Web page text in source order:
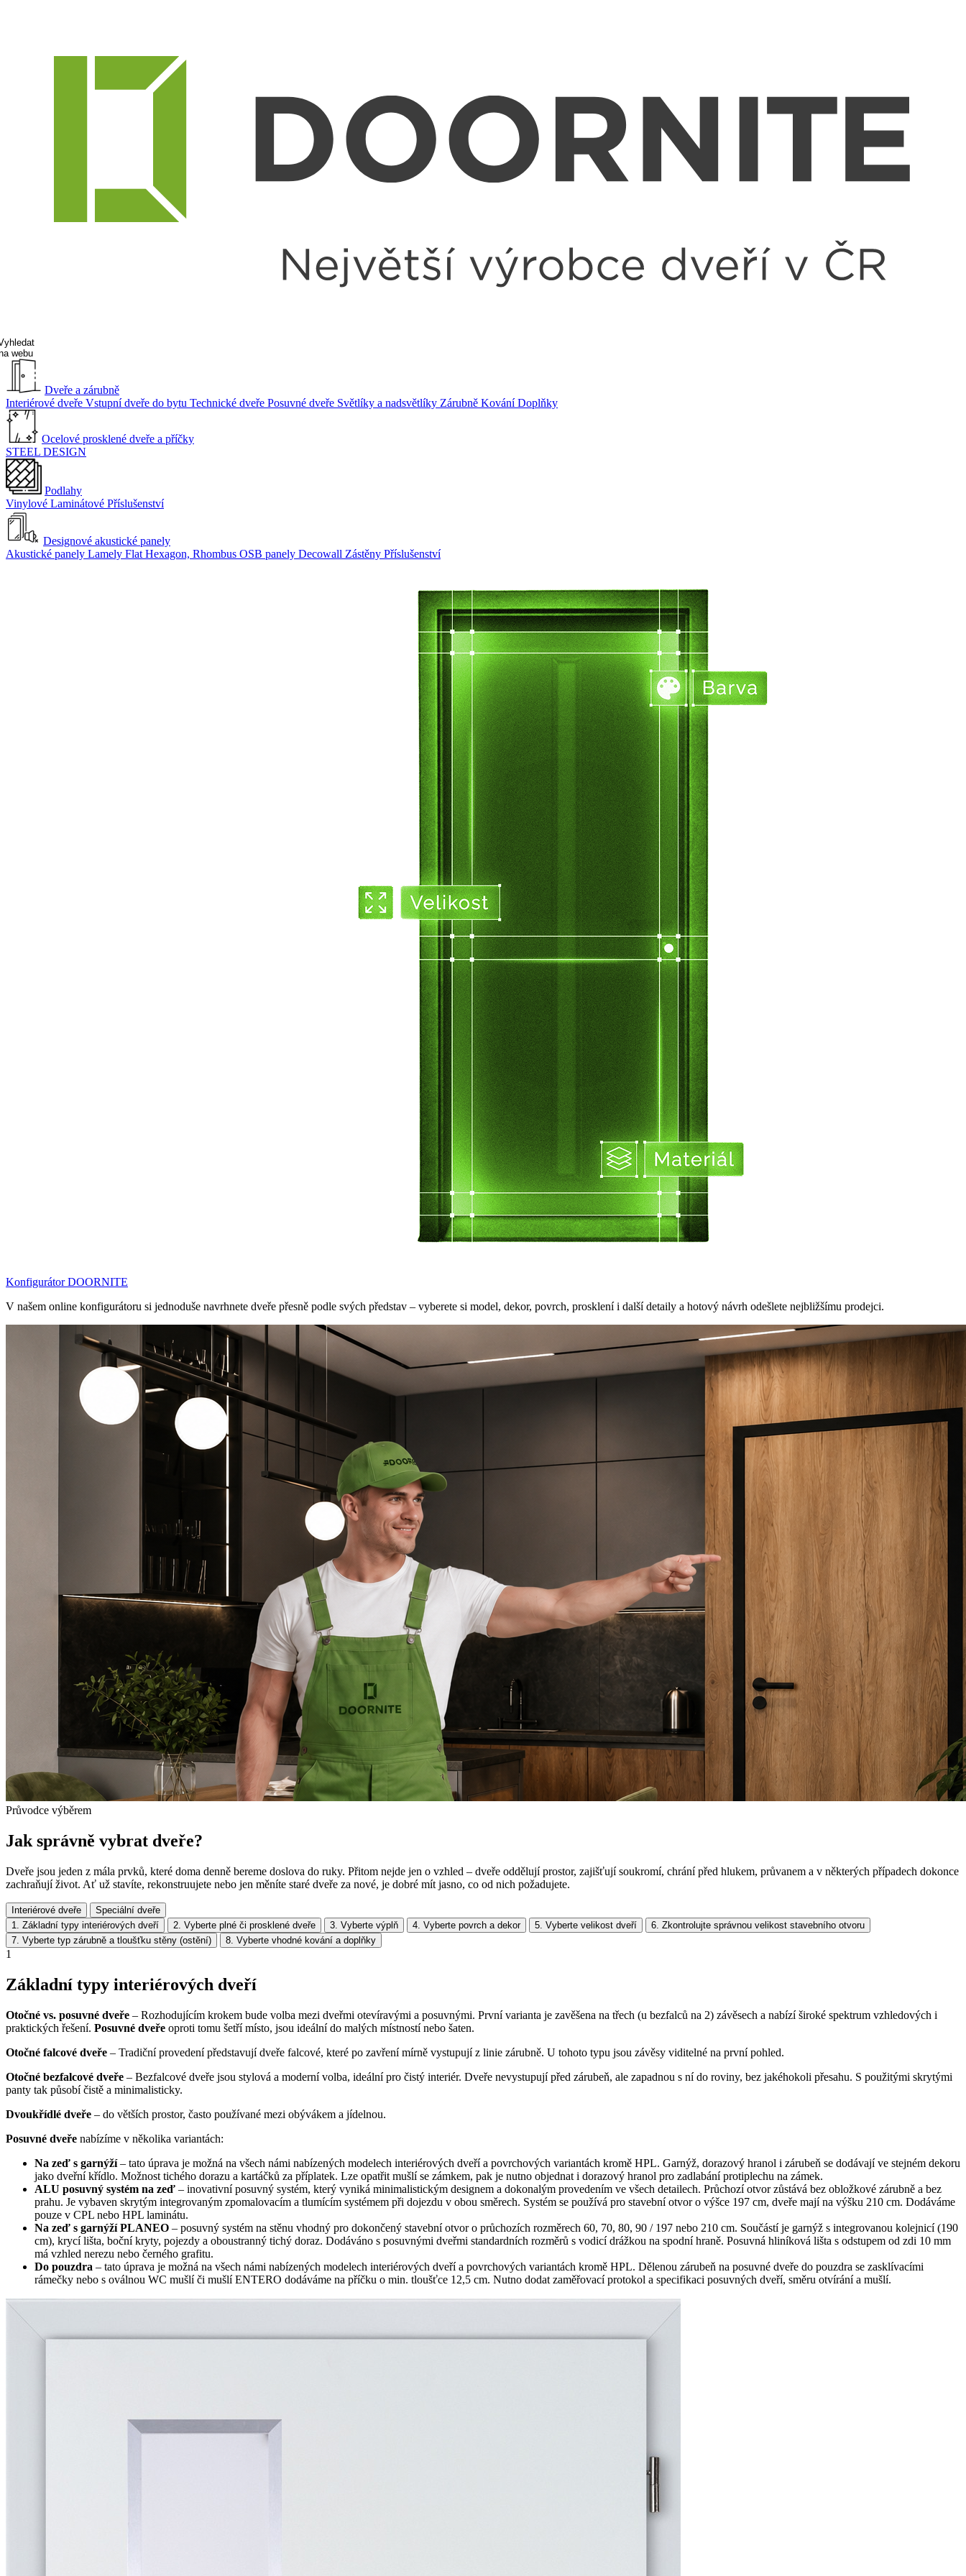
webu
Dveře a zárubně
Interiérové dveře Vstupní dveře do bytu Technické dveře Posuvné dveře Světlíky a nadsvětlíky Zárubně KováníDoplňky
Ocelové prosklené dveře a příčky
STEEL DESIGN
Podlahy
Vinylové Laminátové Příslušenství
Designové akustické panely
Akustické panely Lamely Flat Hexagon, Rhombus OSB panely Decowall Zástěny Příslušenství
Konfigurátor DOORNITE
V našem online konfigurátoru si jednoduše navrhnete dveře přesně podle svých představ – vyberete si model, dekor, povrch, prosklení i další detaily a hotový návrh odešlete nejbližšímu prodejci.
Průvodce výběrem
Jak správně vybrat dveře?
Dveře jsou jeden z mála prvků, které doma denně bereme doslova do ruky. Přitom nejde jen o vzhled – dveře oddělují prostor, zajišťují soukromí, chrání před hlukem, průvanem a v některých případech dokonce
zachraňují život. Ať už stavíte, rekonstruujete nebo jen měníte staré dveře za nové, je dobré mít jasno, co od nich požadujete.
Interiérové dveře
Speciální dveře
1. Základní typy interiérových dveří
2. Vyberte plné či prosklené dveře 3. Vyberte výplň 4. Vyberte povrch a dekor 5. Vyberte velikost dveří
6. Zkontrolujte správnou velikost stavebního otvoru
7. Vyberte typ zárubně a tloušťku stěny (ostění)
8. Vyberte vhodné kování a doplňky
1
Základní typy interiérových dveří
Otočné vs. posuvné dveře – Rozhodujícím krokem bude volba mezi dveřmi otevíravými a posuvnými. První varianta je zavěšena na třech (u bezfalců na 2) závěsech a nabízí široké spektrum vzhledových i
praktických řešení. Posuvné dveře oproti tomu šetří místo, jsou ideální do malých místností nebo šaten.
Otočné falcové dveře – Tradiční provedení představují dveře falcové, které po zavření mírně vystupují z linie zárubně. U tohoto typu jsou závěsy viditelné na první pohled.
Otočné bezfalcové dveře – Bezfalcové dveře jsou stylová a moderní volba, ideální pro čistý interiér. Dveře nevystupují před zárubeň, ale zapadnou s ní do roviny, bez jakéhokoli přesahu. S použitými skrytými
panty tak působí čistě a minimalisticky.
Dvoukřídlé dveře – do větších prostor, často používané mezi obývákem a jídelnou.
Posuvné dveře nabízíme v několika variantách:
Na zeď s garnýží– tato úprava je možná na všech námi nabízených modelech interiérových dveří a povrchových variantách kromě HPL. Garnýž, dorazový hranol i zárubeň se dodávají ve stejném dekoru
jako dveřní křídlo. Možnost tichého dorazu a kartáčků za příplatek. Lze opatřit mušlí se zámkem, pak je nutno objednat i dorazový hranol pro zadlabání protiplechu na zámek.
ALU posuvný systém na zeď – inovativní posuvný systém, který vyniká minimalistickým designem a dokonalým provedením ve všech detailech. Průchozí otvor zůstává bez obložkové zárubně a bez
prahu. Je vybaven skrytým integrovaným zpomalovacím a tlumícím systémem při dojezdu v obou směrech. Systém se používá pro stavební otvor o výšce 197 cm, dveře mají na výšku 210 cm. Dodáváme
pouze v CPL nebo HPL laminátu.
Na zeď s garnýží PLANEO – posuvný systém na stěnu vhodný pro dokončený stavební otvor o průchozích rozměrech 60, 70, 80, 90 / 197 nebo 210 cm. Součástí je garnýž s integrovanou kolejnicí (190
cm), krycí lišta, boční kryty, pojezdy a oboustranný tichý doraz. Dodáváno s posuvnými dveřmi standardních rozměrů s vodicí drážkou na spodní hraně. Posuvná hliníková lišta s odstupem od zdi 10 mm
má vzhled nerezu nebo černého grafitu.
Do pouzdra – tato úprava je možná na všech námi nabízených modelech interiérových dveří a povrchových variantách kromě HPL. Dělenou zárubeň na posuvné dveře do pouzdra se zasklívacími
rámečky nebo s oválnou WC mušlí či mušlí ENTERO dodáváme na příčku o min. tloušťce 12,5 cm. Nutno dodat zaměřovací protokol a specifikaci posuvných dveří, směru otvírání a mušlí.